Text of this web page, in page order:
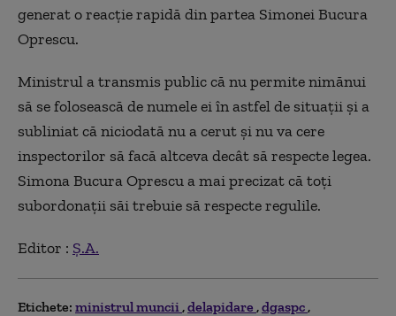
generat o reacție rapidă din partea Simonei Bucura
Oprescu.
Ministrul a transmis public că nu permite nimănui
să se folosească de numele ei în astfel de situații și a
subliniat că niciodată nu a cerut și nu va cere
inspectorilor să facă altceva decât să respecte legea.
Simona Bucura Oprescu a mai precizat că toți
subordonații săi trebuie să respecte regulile.
Editor : Ș.A.
Etichete: ministrul muncii delapidare dgaspc